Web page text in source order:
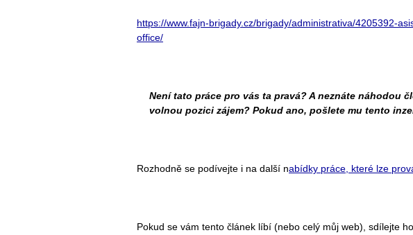
https://www.fajn-brigady.cz/brigady/administrativa/4205392-
office/
Není tato práce pro vás ta pravá? A neznáte náhodou
volnou pozici zájem? Pokud ano, pošlete mu tento
Rozhodně se podívejte i na další nabídky práce, které lze
Pokud se vám tento článek líbí (nebo celý můj web), sdílejte